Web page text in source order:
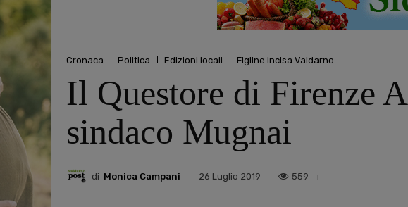
Cronaca Politica Edizioni locali Figline Incisa Valdarno
Il Questore di Firenze
sindaco Mugnai
di Monica Campani 26 Luglio 2019 559